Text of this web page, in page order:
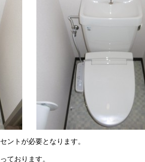
ントが必要となります。
ております。